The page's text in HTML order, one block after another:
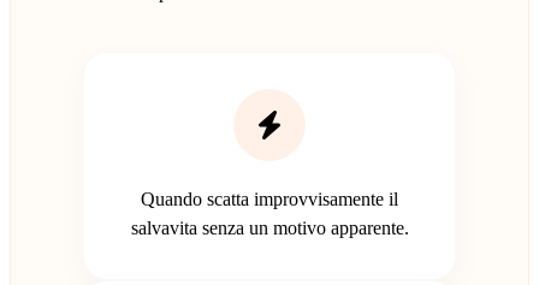
Quando scatta improvvisamente il
salvavita senza un motivo apparente.